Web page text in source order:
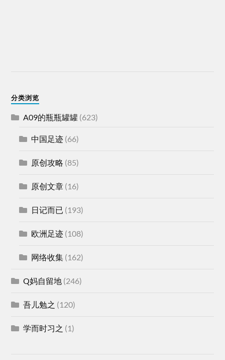
分类浏览
A09的瓶瓶罐罐 (623)
中国足迹 (66)
原创攻略 (85)
原创文章 (16)
日记而已 (193)
欧洲足迹 (108)
网络收集 (162)
Q妈自留地 (246)
吾儿勉之 (120)
学而时习之 (1)